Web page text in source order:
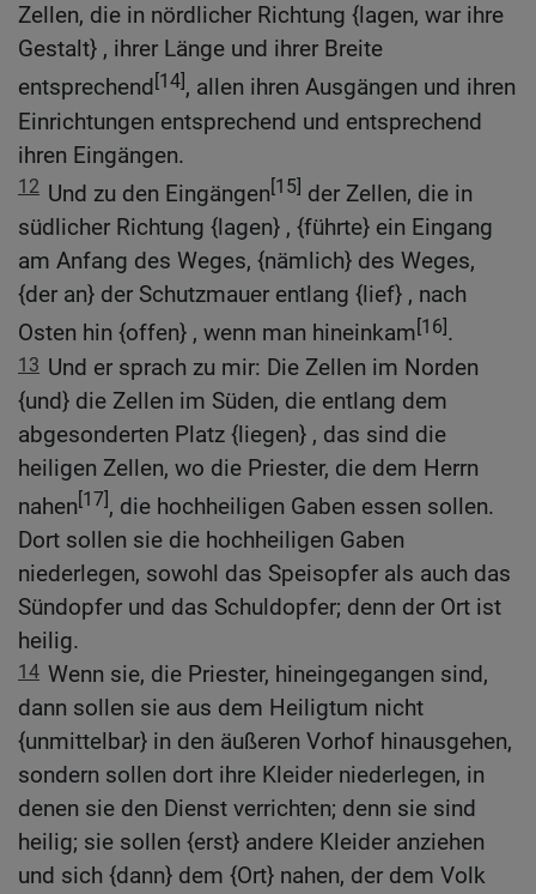
Zellen, die in nördlicher Richtung {lagen, war ihre
Gestalt} , ihrer Länge und ihrer Breite
entsprechend[14], allen ihren Ausgängen und ihren
Einrichtungen entsprechend und entsprechend
ihren Eingängen.
12 Und zu den Eingängen[15] der Zellen, die in
südlicher Richtung {lagen} , {führte} ein Eingang
am Anfang des Weges, {nämlich} des Weges,
{der an} der Schutzmauer entlang {lief} , nach
Osten hin {offen} , wenn man hineinkam[16].
13 Und er sprach zu mir: Die Zellen im Norden
{und} die Zellen im Süden, die entlang dem
abgesonderten Platz {liegen} , das sind die
heiligen Zellen, wo die Priester, die dem Herrn
nahen[17], die hochheiligen Gaben essen sollen.
Dort sollen sie die hochheiligen Gaben
niederlegen, sowohl das Speisopfer als auch das
Sündopfer und das Schuldopfer; denn der Ort ist
heilig.
14 Wenn sie, die Priester, hineingegangen sind,
dann sollen sie aus dem Heiligtum nicht
{unmittelbar} in den äußeren Vorhof hinausgehen,
sondern sollen dort ihre Kleider niederlegen, in
denen sie den Dienst verrichten; denn sie sind
heilig; sie sollen {erst} andere Kleider anziehen
und sich {dann} dem {Ort} nahen, der dem Volk